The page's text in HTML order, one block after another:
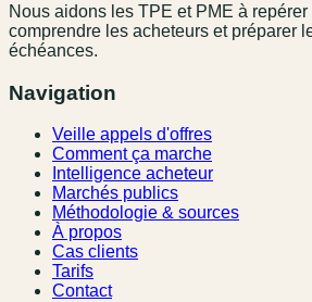
Nous aidons les TPE et PME à
comprendre les acheteurs et préparer
échéances.
Navigation
Veille appels d'offres
Comment ça marche
Intelligence acheteur
Marchés publics
Méthodologie & sources
À propos
Cas clients
Tarifs
Contact